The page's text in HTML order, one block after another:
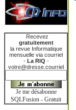
Recevez
gratuitement
la revue Informatique
mensuelle via courriel
- La RIQ -
votre@dresse.courriel
Je me désabonne
SQLFusion - Gratuit